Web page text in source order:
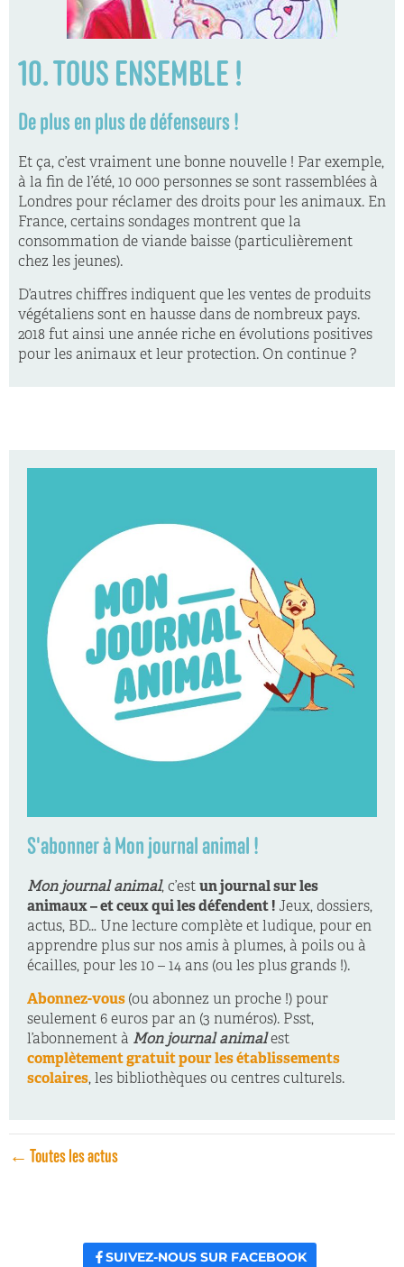
10. TOUS ENSEMBLE !
De plus en plus de défenseurs !
Et ça, c’est vraiment une bonne nouvelle ! Par exemple,
à la fin de l’été, 10 000 personnes se sont rassemblées à
Londres pour réclamer des droits pour les animaux. En
France, certains sondages montrent que la
consommation de viande baisse (particulièrement
chez les jeunes).
D’autres chiffres indiquent que les ventes de produits
végétaliens sont en hausse dans de nombreux pays.
2018 fut ainsi une année riche en évolutions positives
pour les animaux et leur protection. On continue ?
S'abonner à Mon journal animal !
Mon journal animal, c’est un journal sur les
animaux – et ceux qui les défendent ! Jeux, dossiers,
actus, BD… Une lecture complète et ludique, pour en
apprendre plus sur nos amis à plumes, à poils ou à
écailles, pour les 10 – 14 ans (ou les plus grands !).
Abonnez-vous (ou abonnez un proche !) pour
seulement 6 euros par an (3 numéros). Psst,
l’abonnement à Mon journal animalest
complètement gratuit pour les établissements
scolaires, les bibliothèques ou centres culturels.
← Toutes les actus
SUIVEZ-NOUS SUR FACEBOOK